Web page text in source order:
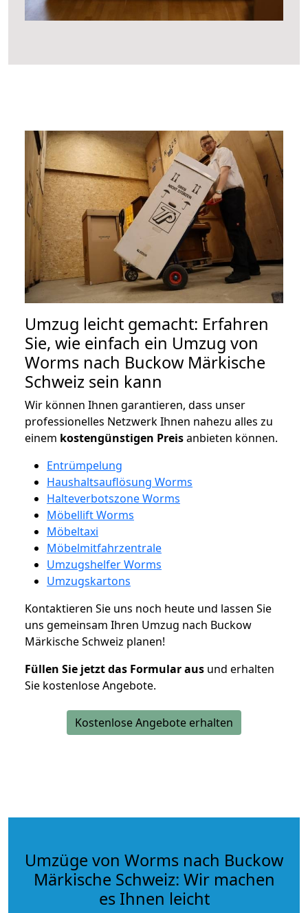
Umzug leicht gemacht: Erfahren
Sie, wie einfach ein Umzug von
Worms nach Buckow Märkische
Schweiz sein kann
Wir können Ihnen garantieren, dass unser
professionelles Netzwerk Ihnen nahezu alles zu
einem kostengünstigen Preisanbieten können.
Entrümpelung
Haushaltsauflösung Worms
Halteverbotszone Worms
Möbellift Worms
Möbeltaxi
Möbelmitfahrzentrale
Umzugshelfer Worms
Umzugskartons
Kontaktieren Sie uns noch heute und lassen Sie
uns gemeinsam Ihren Umzug nach Buckow
Märkische Schweiz planen!
Füllen Sie jetzt das Formular aus und erhalten
Sie kostenlose Angebote.
Kostenlose Angebote erhalten
Umzüge von Worms nach Buckow
Märkische Schweiz: Wir machen
es Ihnen leicht